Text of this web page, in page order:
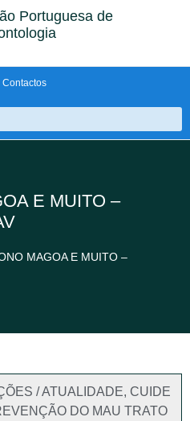
Portuguesa de
Contactos
E MUITO –
MAGOA E MUITO –
/ ATUALIDADE, CUIDE
DO MAU TRATO